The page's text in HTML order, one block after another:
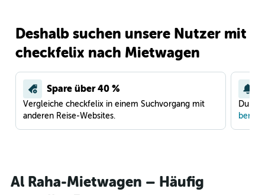
Deshalb suchen unsere Nutzer mit
checkfelix nach Mietwagen
Spare über 40 %
Vergleiche checkfelix in einem Suchvorgang mit
anderen Reise-Websites.
Du
Al Raha-Mietwagen – Häufig